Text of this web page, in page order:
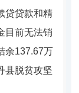
贷贷款和精
目前无法销
余137.67万
县脱贫攻坚